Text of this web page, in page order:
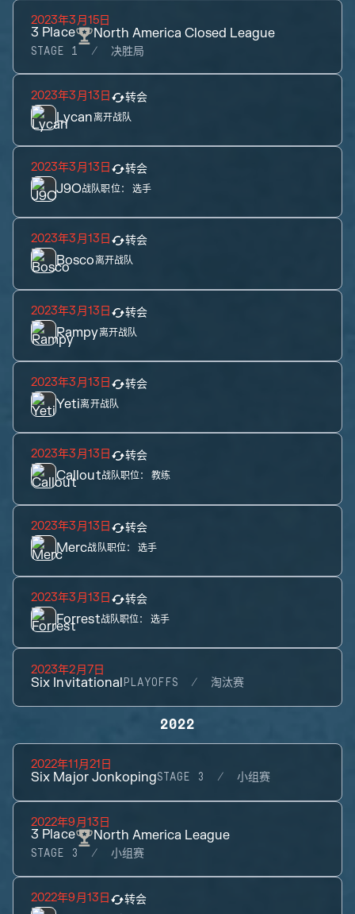
2023年3月15日
3 Place North America Closed League
STAGE 1 决胜局
2023年3月13日 转会
Lycan离开战队
2023年3月13日 转会
J9O战队职位： 选手
2023年3月13日 转会
Bosco离开战队
2023年3月13日 转会
Rampy离开战队
2023年3月13日 转会
Yeti离开战队
2023年3月13日 转会
Callout战队职位： 教练
2023年3月13日 转会
Merc战队职位： 选手
2023年3月13日 转会
Forrest战队职位： 选手
2023年2月7日
Six Invitational PLAYOFFS 淘汰赛
2022
2022年11月21日
Six Major JonkopingSTAGE 3 小组赛
2022年9月13日
3 Place North America League
STAGE 3 小组赛
2022年9月13日 转会